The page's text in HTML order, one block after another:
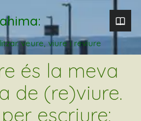
veure, viure i reviure
és la meva
de (re)viure.
escriure: